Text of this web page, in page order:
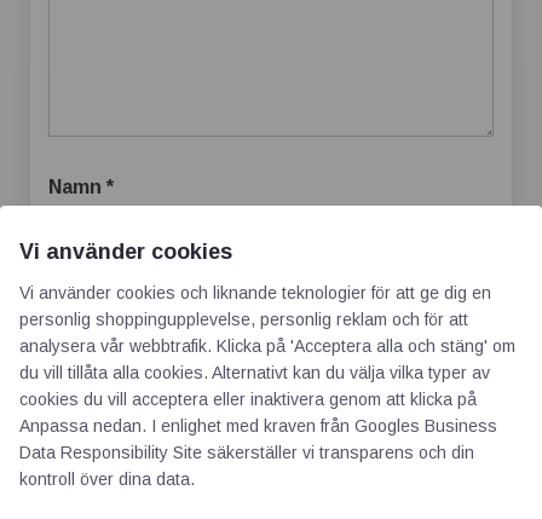
Namn *
E-postadress*
Webbplats
Vi använder cookies
Vi använder cookies och liknande teknologier för att ge dig en
personlig shoppingupplevelse, personlig reklam och för att
analysera vår webbtrafik. Klicka på 'Acceptera alla och stäng' om
du vill tillåta alla cookies. Alternativt kan du välja vilka typer av
cookies du vill acceptera eller inaktivera genom att klicka på
Anpassa nedan. I enlighet med kraven från Googles Business
Data Responsibility Site säkerställer vi transparens och din
kontroll över dina data.